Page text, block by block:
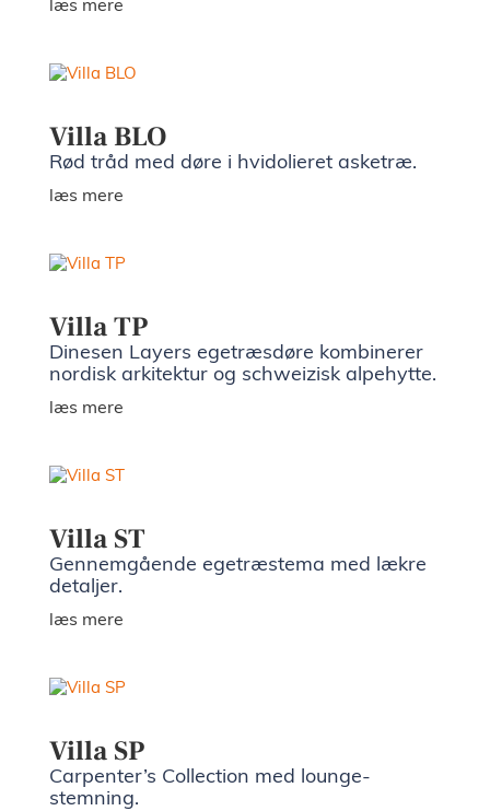
læs mere
Villa BLO
Rød tråd med døre i hvidolieret asketræ.
læs mere
Villa TP
Dinesen Layers egetræsdøre kombinerer
nordisk arkitektur og schweizisk alpehytte.
læs mere
Villa ST
Gennemgående egetræstema med lækre
detaljer.
læs mere
Villa SP
Carpenter’s Collection med lounge-
stemning.